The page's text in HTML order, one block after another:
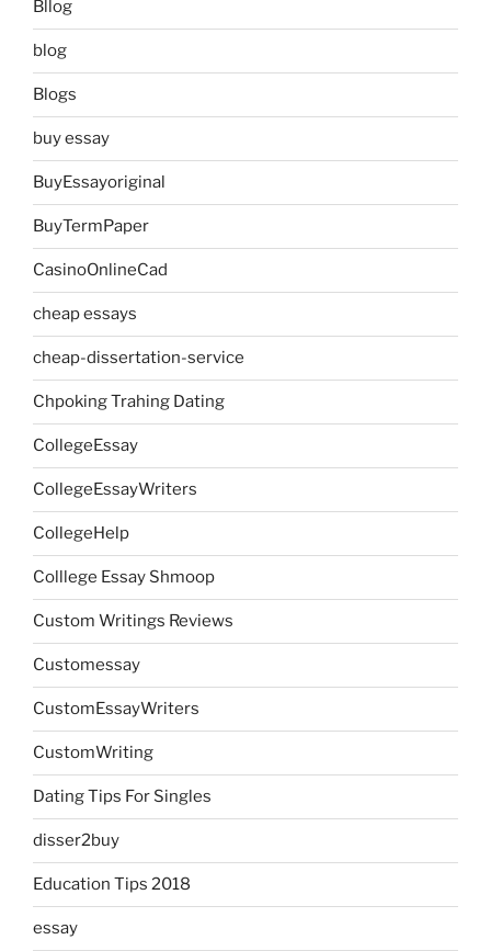
Bllog
blog
Blogs
buy essay
BuyEssayoriginal
BuyTermPaper
CasinoOnlineCad
cheap essays
cheap-dissertation-service
Chpoking Trahing Dating
CollegeEssay
CollegeEssayWriters
CollegeHelp
Colllege Essay Shmoop
Custom Writings Reviews
Customessay
CustomEssayWriters
CustomWriting
Dating Tips For Singles
disser2buy
Education Tips 2018
essay